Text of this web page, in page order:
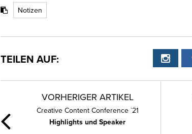
Notizen
TEILEN AUF:
VORHERIGER ARTIKEL
Creative Content Conference `21
Highlights und Speaker